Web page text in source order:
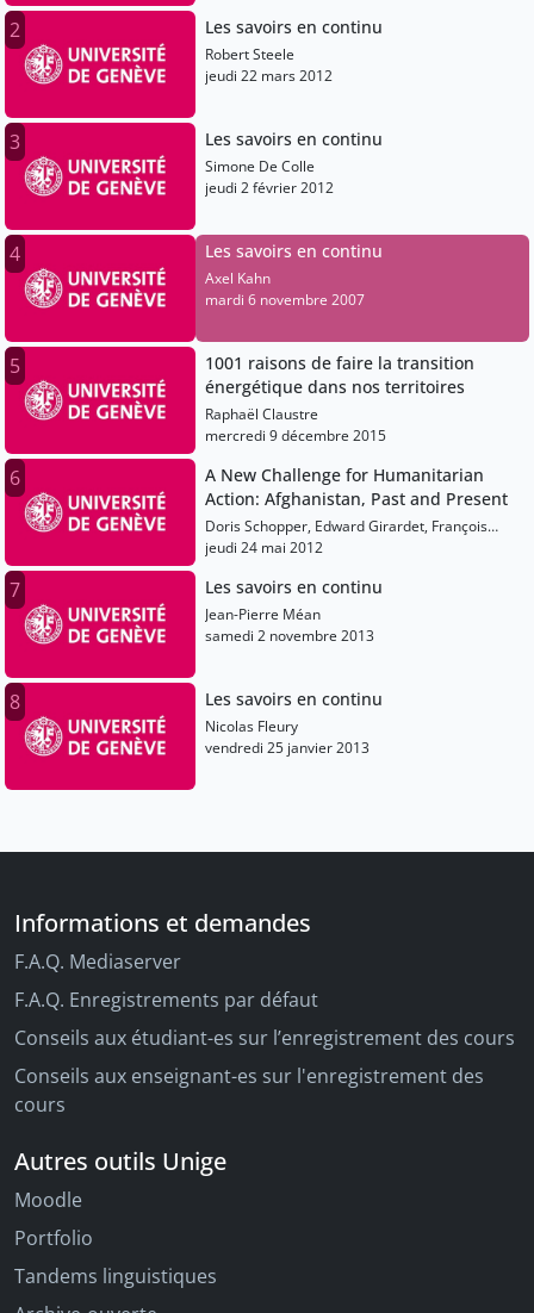
2 Les savoirs en continu
Robert Steele
jeudi 22 mars 2012
3 Les savoirs en continu
Simone De Colle
jeudi 2 février 2012
4 Les savoirs en continu
Axel Kahn
mardi 6 novembre 2007
5
1001 raisons de faire la transition
énergétique dans nos territoires
Raphaël Claustre
mercredi 9 décembre 2015
6
A New Challenge for Humanitarian
Action: Afghanistan, Past and Present
Doris Schopper, Edward Girardet, François
Grunewald, Gilles Carbonnier
jeudi 24 mai 2012
7 Les savoirs en continu
Jean-Pierre Méan
samedi 2 novembre 2013
8 Les savoirs en continu
Nicolas Fleury
vendredi 25 janvier 2013
Informations et demandes
F.A.Q. Mediaserver
F.A.Q. Enregistrements par défaut
Conseils aux étudiant-es sur l’enregistrement des cours
Conseils aux enseignant-es sur l'enregistrement des
cours
Autres outils Unige
Moodle
Portfolio
Tandems linguistiques